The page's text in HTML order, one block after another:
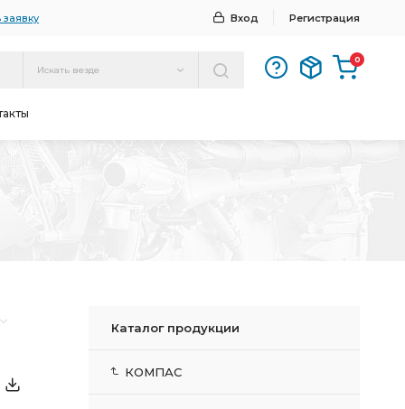
Вход Регистрация
Искать везде
0
Каталог продукции
КОМПАС